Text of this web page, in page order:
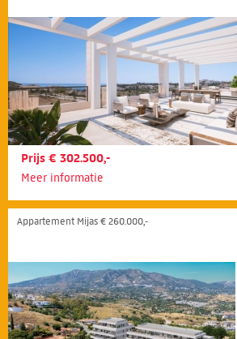
Prijs € 302.500,-
Meer informatie
Appartement Mijas € 260.000,-